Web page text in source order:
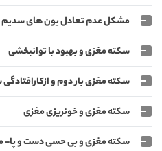
مشکل عدم تعادل یون های سدیم
سکته مغزی و بهبود با توانبخشی
سکته مغزی بار دوم و
سکته مغزی و خونریزی مغزی
سکته مغزی و بی حسی دست و پا-